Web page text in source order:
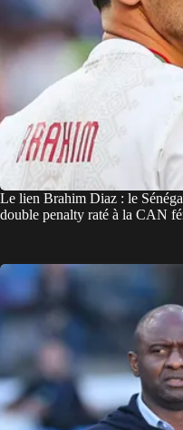
Le lien Brahim Diaz : le
double penalty raté à la CAN